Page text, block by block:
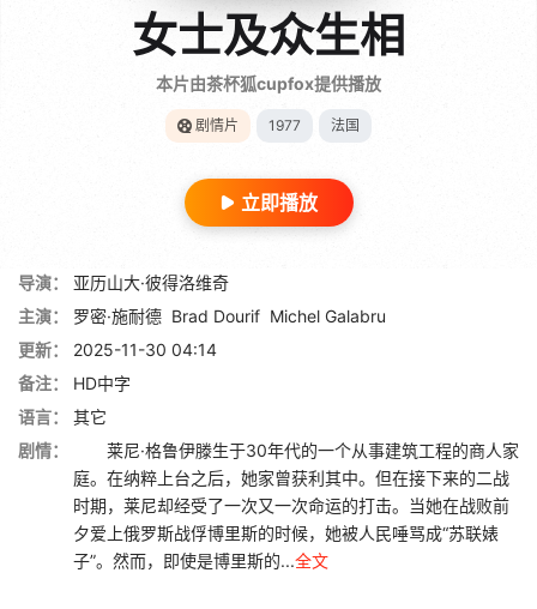
女士及众生相
本片由茶杯狐cupfox提供播放
剧情片 1977 法国
立即播放
导演：
亚历山大·彼得洛维奇
主演：
罗密·施耐德 Brad Dourif Michel Galabru
更新：
2025-11-30 04:14
备注：
HD中字
语言：
其它
剧情：
莱尼·格鲁伊滕生于30年代的一个从事建筑工程的商人家
庭。在纳粹上台之后，她家曾获利其中。但在接下来的二战
时期，莱尼却经受了一次又一次命运的打击。当她在战败前
夕爱上俄罗斯战俘博里斯的时候，她被人民唾骂成“苏联婊
子”。然而，即使是博里斯的...全文